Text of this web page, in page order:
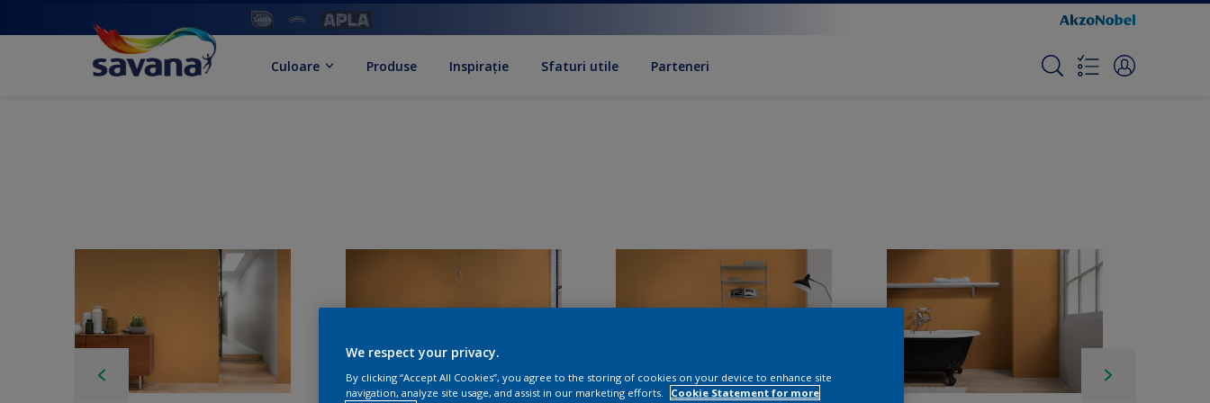
Culoare Produse Inspirație Sfaturi utile Parteneri
We respect your privacy.
By clicking “Accept All Cookies”, you agree to the storing of cookies on your device to enhance site
navigation, analyze site usage, and assist in our marketing efforts.
Cookie Statement for more